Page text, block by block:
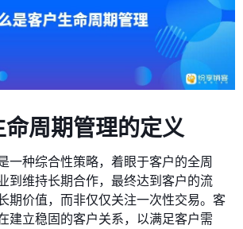
周期管理的定义
一种综合性策略，着眼于客户的全周
到维持长期合作，最终达到客户的流
期价值，而非仅仅关注一次性交易。客
建立稳固的客户关系，以满足客户需